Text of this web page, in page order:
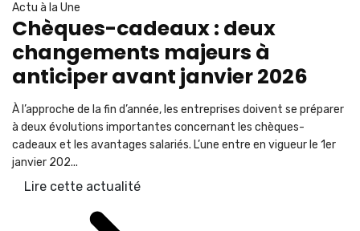
Actu à la Une
Chèques-cadeaux : deux
changements majeurs à
anticiper avant janvier 2026
À l’approche de la fin d’année, les entreprises doivent se préparer
à deux évolutions importantes concernant les chèques-
cadeaux et les avantages salariés. L’une entre en vigueur le 1er
janvier 202...
Lire cette actualité